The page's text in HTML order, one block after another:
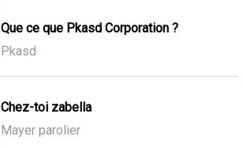
Que ce que Pkasd Corporation ?
Pkasd
Chez-toi zabella
Mayer parolier